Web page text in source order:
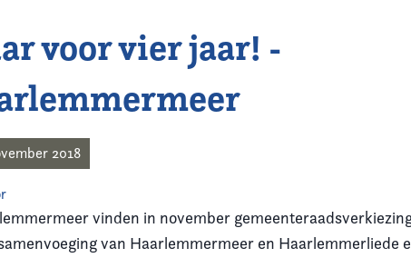
voor vier jaar! -
2018
vinden in november
van Haarlemmermeer en Haarlemmerliede